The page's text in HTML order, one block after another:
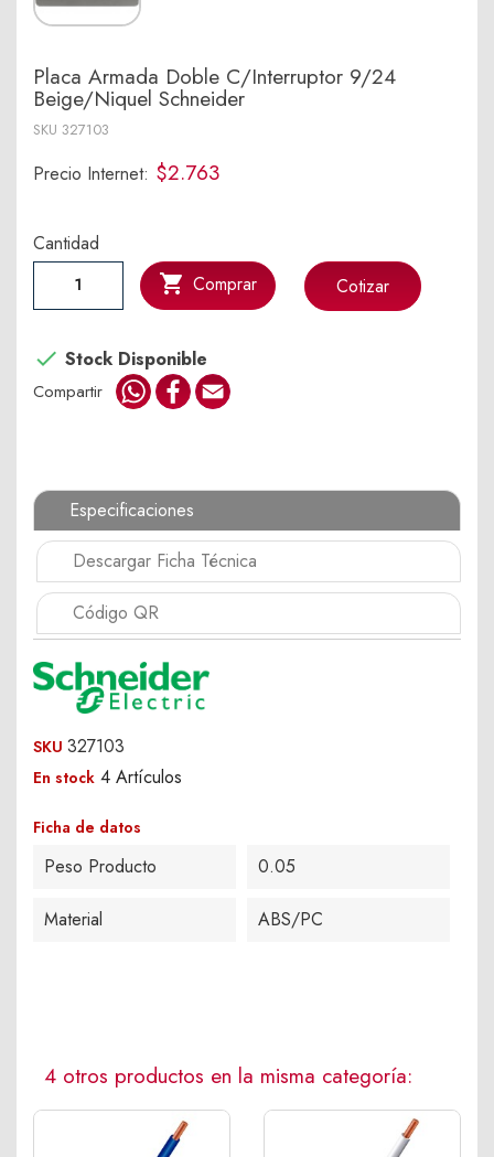
Placa Armada Doble C/Interruptor 9/24
Beige/Niquel Schneider
SKU 327103
Precio Internet: $2.763
Cantidad
 Comprar
 Stock Disponible
Cotizar
Compartir WhatsApp
Facebook
Especificaciones
Descargar Ficha Técnica
Código QR
SKU 327103
En stock 4 Artículos
Ficha de datos
Peso Producto 0.05
Material ABS/PC
4 otros productos en la misma categoría: